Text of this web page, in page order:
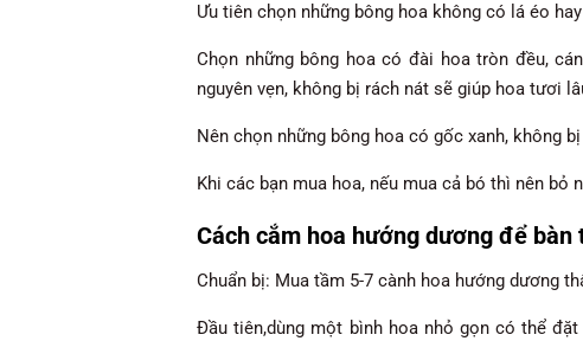
Ưu tiên chọn những bông hoa không có lá éo
Chọn những bông hoa có đài hoa tròn đều,
nguyên vẹn, không bị rách nát sẽ giúp hoa tươi
Nên chọn những bông hoa có gốc xanh, không
Khi các bạn mua hoa, nếu mua cả bó thì nên bỏ
Cách cắm hoa hướng dương để bàn
Chuẩn bị: Mua tầm 5-7 cành hoa hướng dương
Đầu tiên,dùng một bình hoa nhỏ gọn có thể